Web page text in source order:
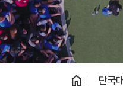
home 단국